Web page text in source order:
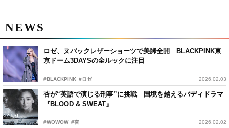
NEWS
ロゼ、ヌバックレザーショーツで美脚全開 BLACKPINK東
京ドーム3DAYSの全ルックに注目
#BLACKPINK #ロゼ 2026.02.03
杏が“英語で演じる刑事”に挑戦 国境を越えるバディドラマ
『BLOOD & SWEAT』
#WOWOW #杏 2026.02.02